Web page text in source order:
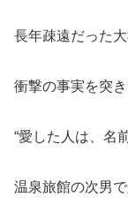
長年疎遠だった
衝撃の事実を突き
“愛した人は、名
温泉旅館の次男